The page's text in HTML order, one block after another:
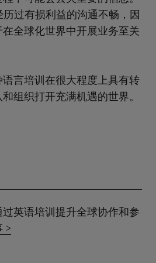
过有损利益的沟通不畅，因
全球化世界中开展业务至关
言培训在很大程度上具有转
组织打开充满机遇的世界。
英语培训提升全球协作和参
>